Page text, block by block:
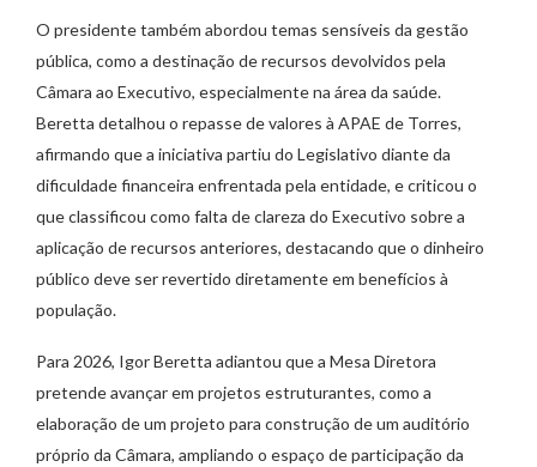
O presidente também abordou temas sensíveis da gestão
pública, como a destinação de recursos devolvidos pela
Câmara ao Executivo, especialmente na área da saúde.
Beretta detalhou o repasse de valores à APAE de Torres,
afirmando que a iniciativa partiu do Legislativo diante da
dificuldade financeira enfrentada pela entidade, e criticou o
que classificou como falta de clareza do Executivo sobre a
aplicação de recursos anteriores, destacando que o dinheiro
público deve ser revertido diretamente em benefícios à
população.
Para 2026, Igor Beretta adiantou que a Mesa Diretora
pretende avançar em projetos estruturantes, como a
elaboração de um projeto para construção de um auditório
próprio da Câmara, ampliando o espaço de participação da